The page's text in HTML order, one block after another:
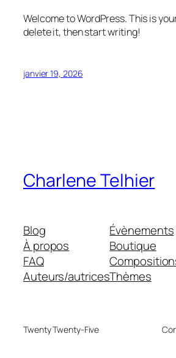
Welcome to WordPress. This is
delete it, then start writing!
janvier 19, 2026
Charlene Telhier
Blog
À propos
FAQ
Auteurs/autrices
Évènements
Boutique
Thèmes
Twenty Twenty-Five